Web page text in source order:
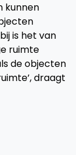
kunnen
is het van
ruimte
de objecten
draagt